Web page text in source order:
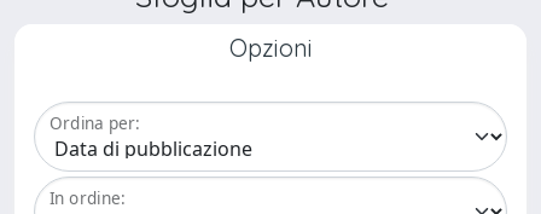
Opzioni
Ordina per:
In ordine: